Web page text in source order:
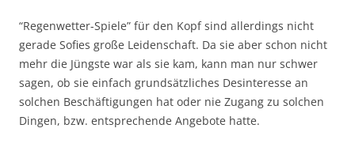
“Regenwetter-Spiele” für den Kopf sind allerdings nicht
gerade Sofies große Leidenschaft. Da sie aber schon nicht
mehr die Jüngste war als sie kam, kann man nur schwer
sagen, ob sie einfach grundsätzliches Desinteresse an
solchen Beschäftigungen hat oder nie Zugang zu solchen
Dingen, bzw. entsprechende Angebote hatte.